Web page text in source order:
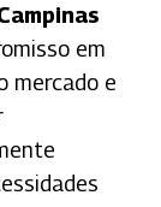
em
mercado e